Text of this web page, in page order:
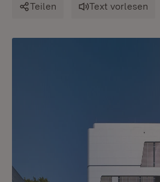
Teilen Text vorlesen